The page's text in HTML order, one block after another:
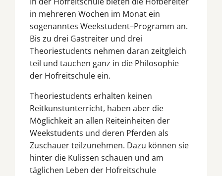
in mehreren Wochen im Monat ein
sogenanntes Weekstudent–Programm an.
Bis zu drei Gastreiter und drei
Theoriestudents nehmen daran zeitgleich
teil und tauchen ganz in die Philosophie
der Hofreitschule ein.
Theoriestudents erhalten keinen
Reitkunstunterricht, haben aber die
Möglichkeit an allen Reiteinheiten der
Weekstudents und deren Pferden als
Zuschauer teilzunehmen. Dazu können sie
hinter die Kulissen schauen und am
täglichen Leben der Hofreitschule